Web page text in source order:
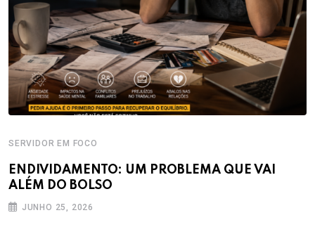
SERVIDOR EM FOCO
ENDIVIDAMENTO: UM PROBLEMA QUE VAI
ALÉM DO BOLSO
JUNHO 25, 2026